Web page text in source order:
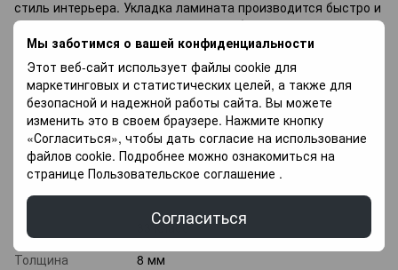
Мы заботимся о вашей конфиденциальности
Этот веб-сайт использует файлы cookie для
маркетинговых и статистических целей, а также для
безопасной и надежной работы сайта. Вы можете
изменить это в своем браузере. Нажмите кнопку
«Согласиться», чтобы дать согласие на использование
файлов cookie. Подробнее можно ознакомиться на
странице Пользовательское соглашение .
Согласиться
стиль интерьера. Укладка ламината производится быстро и
легко, что делает ее популярным выбором для тех, кто
хочет обновить свой дом своими руками.
Если вы не можете подобрать ламинат, напишите
специалистам с возможностью вам помочь в Выборе, так
же у Вас есть возможность купить нижнее покрытие в
платежных чашках, и оплатить другие платежи в течение 3
месяцев.
Характеристики
износостойкости
33 класс
Толщина
8 мм